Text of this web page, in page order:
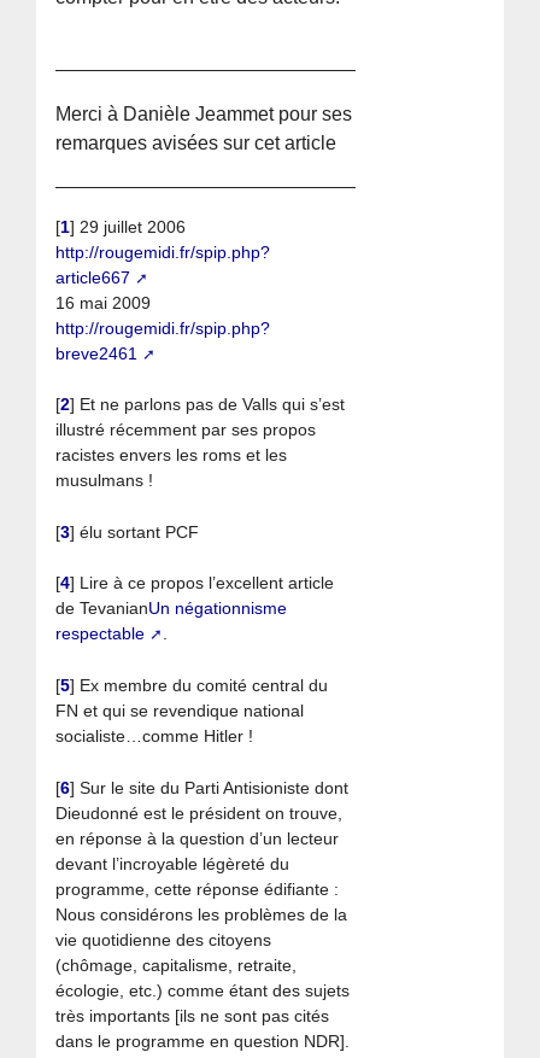
Merci à Danièle Jeammet pour ses
remarques avisées sur cet article
[1] 29 juillet 2006
http://rougemidi.fr/spip.php?
article667
16 mai 2009
http://rougemidi.fr/spip.php?
breve2461
[2] Et ne parlons pas de Valls qui s’est
illustré récemment par ses propos
racistes envers les roms et les
musulmans !
[3]élu sortant PCF
[4] Lire à ce propos l’excellent article
de TevanianUn négationnisme
respectable
.
[5] Ex membre du comité central du
FN et qui se revendique national
socialiste…comme Hitler !
[6]Sur le site du Parti Antisioniste dont
Dieudonné est le président on trouve,
en réponse à la question d’un lecteur
devant l’incroyable légèreté du
programme, cette réponse édifiante :
Nous considérons les problèmes de la
vie quotidienne des citoyens
(chômage, capitalisme, retraite,
écologie, etc.) comme étant des sujets
très importants [ils ne sont pas cités
dans le programme en question NDR].